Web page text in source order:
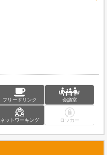
フリードリンク 会議室
ネットワーキング ロッカー